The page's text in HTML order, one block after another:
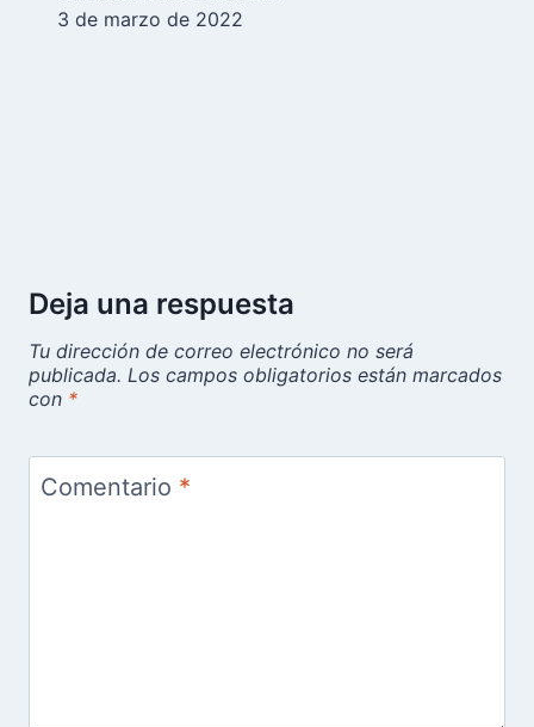
3 de marzo de 2022
Deja una respuesta
Tu dirección de correo electrónico no será
publicada. Los campos obligatorios están marcados
con *
Comentario *